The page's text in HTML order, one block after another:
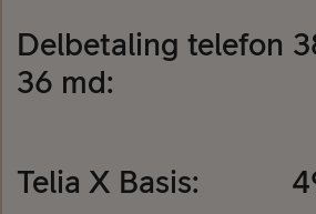
Delbetaling telefon
36 md:
Telia X Basis: